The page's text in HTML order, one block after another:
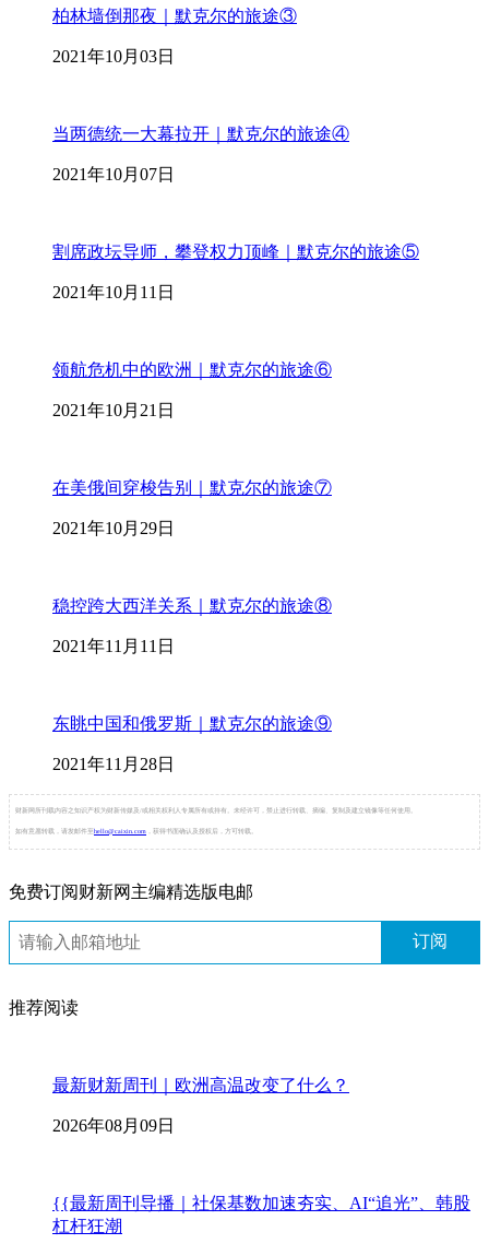
柏林墙倒那夜｜默克尔的旅途③
2021年10月03日
当两德统一大幕拉开｜默克尔的旅途④
2021年10月07日
割席政坛导师，攀登权力顶峰｜默克尔的旅途⑤
2021年10月11日
领航危机中的欧洲｜默克尔的旅途⑥
2021年10月21日
在美俄间穿梭告别｜默克尔的旅途⑦
2021年10月29日
稳控跨大西洋关系｜默克尔的旅途⑧
2021年11月11日
东眺中国和俄罗斯｜默克尔的旅途⑨
2021年11月28日
财新网所刊载内容之知识产权为财新传媒及/或相关权利人专属所有或持有。未经许可，禁止进行转载、摘编、复制及建立镜像等任何使用。
如有意愿转载，请发邮件至 hello@caixin.com ，获得书面确认及授权后，方可转载。
免费订阅财新网主编精选版电邮
订阅
推荐阅读
最新财新周刊｜欧洲高温改变了什么？
2026年08月09日
{{最新周刊导播｜社保基数加速夯实、AI“追光”、韩股
杠杆狂潮